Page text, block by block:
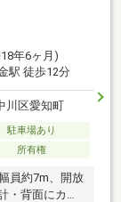
年6ヶ月)
駅 徒歩12分
川区愛知町
駐車場あり
所有権
員約7m、開放
背面にカウ